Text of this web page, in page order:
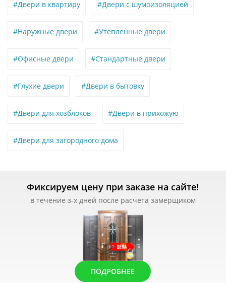
#Двери в квартиру #Двери с шумоизоляцией
#Наружные двери #Утепленные двери
#Офисные двери #Стандартные двери
#Глухие двери #Двери в бытовку
#Двери для хозблоков #Двери в прихожую
#Двери для загородного дома
Фиксируем цену при заказе на сайте!
в течение з-х дней после расчета замерщиком
ПОДРОБНЕЕ